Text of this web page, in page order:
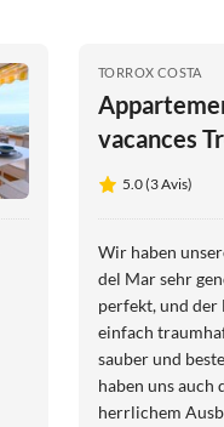
TORROX COSTA
vacances
mer5.0 (3 Avis)
Wir haben
del Mar sehr
perfekt, und der
einfach
sauber und
haben uns auch
herrlichem